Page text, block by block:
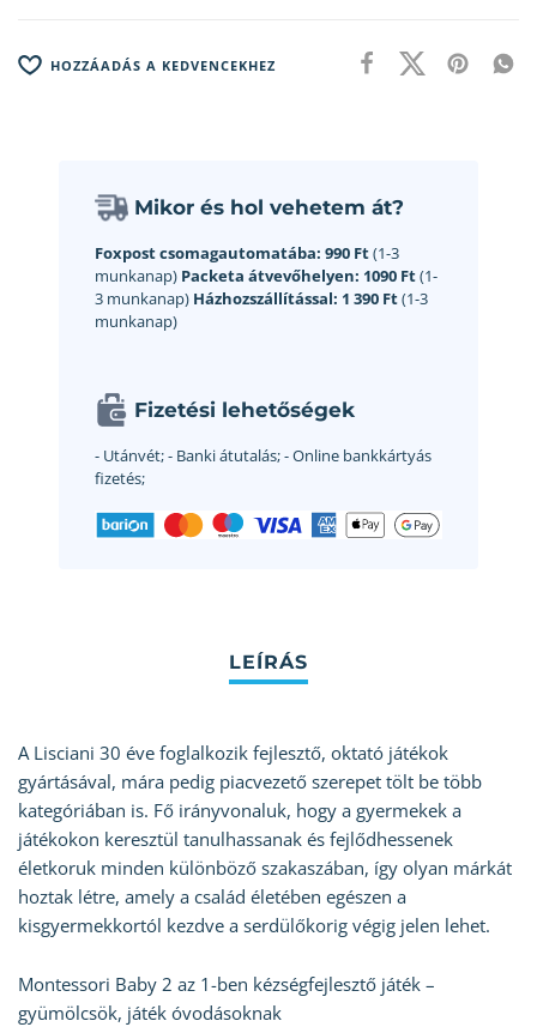
HOZZÁADÁS A KEDVENCEKHEZ
Mikor és hol vehetem át?
Foxpost csomagautomatába: 990 Ft(1-3
munkanap) Packeta átvevőhelyen: 1090 Ft(1-
3 munkanap) Házhozszállítással: 1 390 Ft(1-3
munkanap)
Fizetési lehetőségek
- Utánvét;- Banki átutalás;- Online bankkártyás
fizetés;
A Lisciani 30 éve foglalkozik fejlesztő, oktató játékok
gyártásával, mára pedig piacvezető szerepet tölt be több
kategóriában is. Fő irányvonaluk, hogy a gyermekek a
játékokon keresztül tanulhassanak és fejlődhessenek
életkoruk minden különböző szakaszában, így olyan márkát
hoztak létre, amely a család életében egészen a
kisgyermekkortól kezdve a serdülőkorig végig jelen lehet.
Montessori Baby 2 az 1-ben kézségfejlesztő játék –
gyümölcsök, játék óvodásoknak